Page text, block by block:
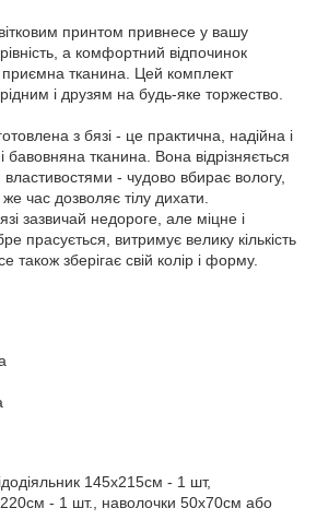
принтом привнесе у вашу
а комфортний відпочинок
тканина. Цей комплект
і друзям на будь-яке торжество.
з бязі - це практична, надійна і
бавовняна тканина. Вона відрізняється
властивостями - чудово вбирає вологу,
час дозволяє тілу дихати.
зазвичай недороге, але міцне і
прасується, витримує велику кількість
також зберігає свій колір і форму.
145х215см - 1 шт,
- 1 шт., наволочки 50х70см або